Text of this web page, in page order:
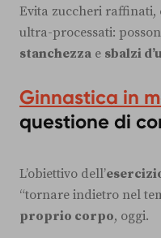
Evita zuccheri raffinati,
ultra-processati:
stanchezza e sbalzi
Ginnastica in
questione di
L’obiettivo dell’
“tornare indietro nel
proprio corpo, oggi.